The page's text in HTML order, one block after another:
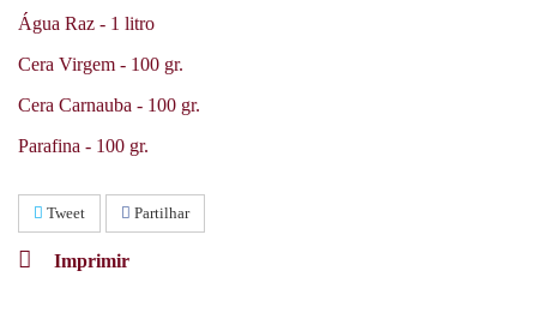
Água Raz - 1 litro
Cera Virgem - 100 gr.
Cera Carnauba - 100 gr.
Parafina - 100 gr.
Tweet Partilhar
Imprimir